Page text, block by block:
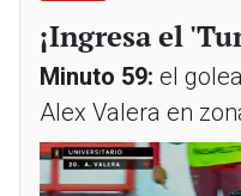
¡Ingresa el
Minuto 59: el
Alex Valera en